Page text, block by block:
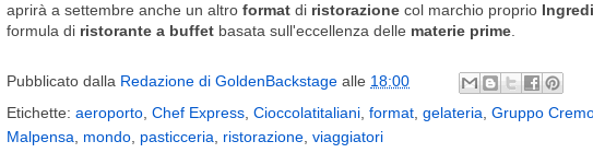
aprirà a settembre anche un altro format di ristorazione col marchio proprio
formula di ristorante a buffet basata sull'eccellenza delle materie prime.
Pubblicato dalla Redazione di GoldenBackstage alle 18:00
Etichette: aeroporto, Chef Express, Cioccolatitaliani, format, gelateria, Gruppo
Malpensa, mondo, pasticceria, ristorazione, viaggiatori